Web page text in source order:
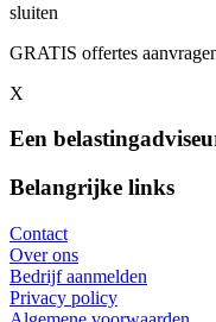
sluiten
GRATIS offertes
X
Een
Belangrijke links
Contact
Over ons
Bedrijf aanmelden
Privacy policy